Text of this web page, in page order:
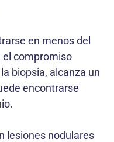
en menos del
el compromiso
biopsia, alcanza un
encontrarse
lesiones nodulares